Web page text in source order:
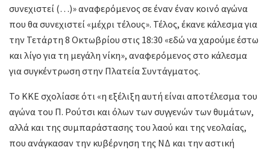
συνεχιστεί (…)» αναφερόμενος σε έναν έναν κοινό αγώνα
που θα συνεχιστεί «μέχρι τέλους». Τέλος, έκανε κάλεσμα για
την Τετάρτη 8 Οκτωβρίου στις 18:30 «εδώ να χαρούμε έστω
και λίγο για τη μεγάλη νίκη», αναφερόμενος στο κάλεσμα
για συγκέντρωση στην Πλατεία Συντάγματος.
Το ΚΚΕ σχολίασε ότι «η εξέλιξη αυτή είναι αποτέλεσμα του
αγώνα του Π. Ρούτσι και όλων των συγγενών των θυμάτων,
αλλά και της συμπαράστασης του λαού και της νεολαίας,
που ανάγκασαν την κυβέρνηση της ΝΔ και την αστική